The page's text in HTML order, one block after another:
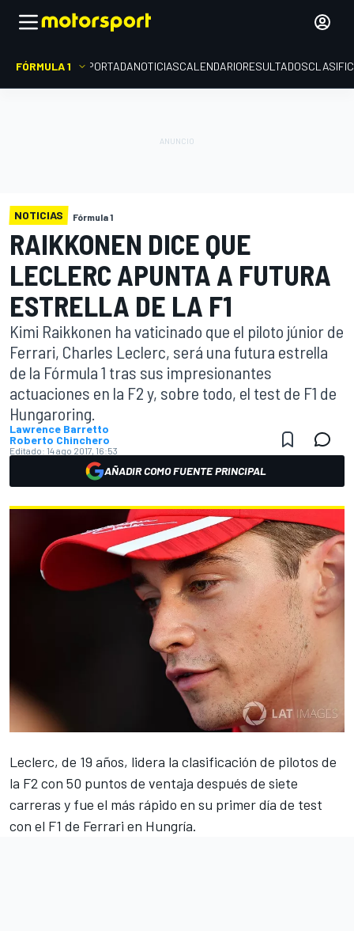
FÓRMULA 1 PORTADANOTICIASCALENDARIORESULTADOS
NOTICIAS Fórmula 1
RAIKKONEN DICE QUE
LECLERC APUNTA A FUTURA
ESTRELLA DE LA F1
Kimi Raikkonen ha vaticinado que el piloto júnior de
Ferrari, Charles Leclerc, será una futura estrella
de la Fórmula 1 tras sus impresionantes
actuaciones en la F2 y, sobre todo, el test de F1 de
Hungaroring.
Lawrence Barretto
Roberto Chinchero
Editado: 14 ago 2017, 16:53
AÑADIR COMO FUENTE PRINCIPAL
Leclerc, de 19 años, lidera la clasificación de pilotos de
la F2 con 50 puntos de ventaja después de siete
carreras y fue el más rápido en su primer día de test
con el F1 de Ferrari en Hungría.